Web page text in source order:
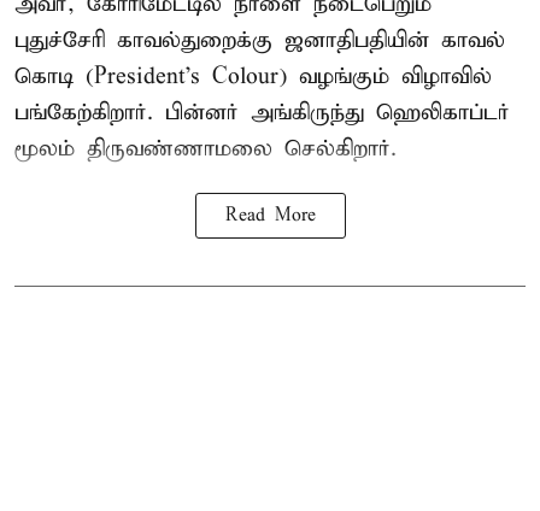
புதுச்சேரி காவல்துறைக்கு ஜனாதிபதியின் காவல்
கொடி (President's Colour) வழங்கும் விழாவில்
பங்கேற்கிறார். பின்னர் அங்கிருந்து ஹெலிகாப்டர்
மூலம் திருவண்ணாமலை செல்கிறார்.
Read More